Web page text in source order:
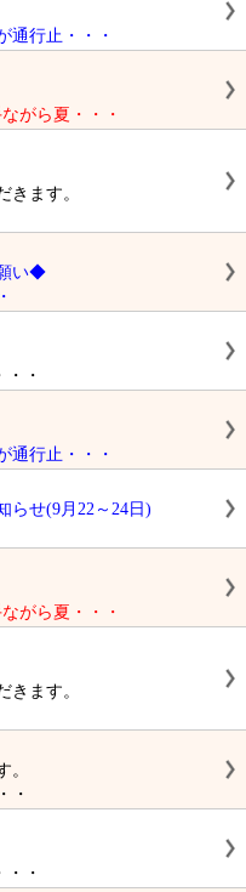
通行止・・・
がら夏・・・
ます。
い◆
・
通行止・・・
らせ(9月22～24日)
がら夏・・・
ます。
・
・